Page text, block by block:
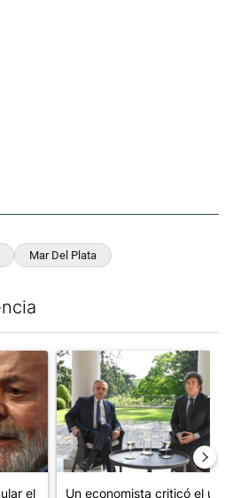
Mar Del Plata
con el título "Tensión Lula-Milei:
el
Un artículo de tendencia con
Un economista criticó el uso